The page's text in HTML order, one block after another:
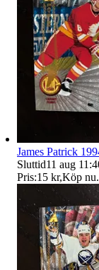
James Patrick
Sluttid11 aug
Pris:15 kr,Köp nu.